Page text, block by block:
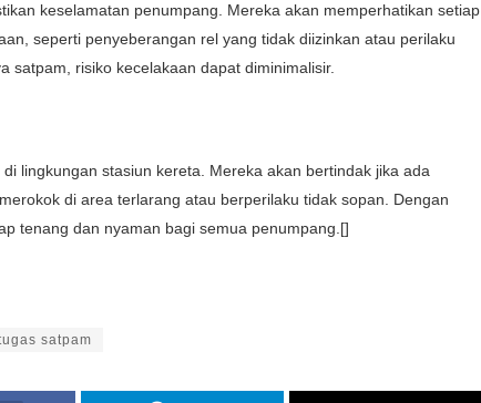
keselamatan penumpang. Mereka akan memperhatikan setiap
seperti penyeberangan rel yang tidak diizinkan atau perilaku
satpam, risiko kecelakaan dapat diminimalisir.
lingkungan stasiun kereta. Mereka akan bertindak jika ada
di area terlarang atau berperilaku tidak sopan. Dengan
tenang dan nyaman bagi semua penumpang.[]
satpam